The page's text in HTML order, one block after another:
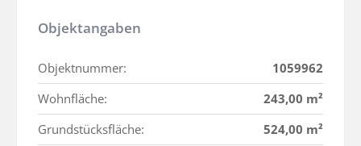
Objektangaben
Objektnummer:
1059962
Wohnfläche:
243,00 m²
Grundstücksfläche:
524,00 m²